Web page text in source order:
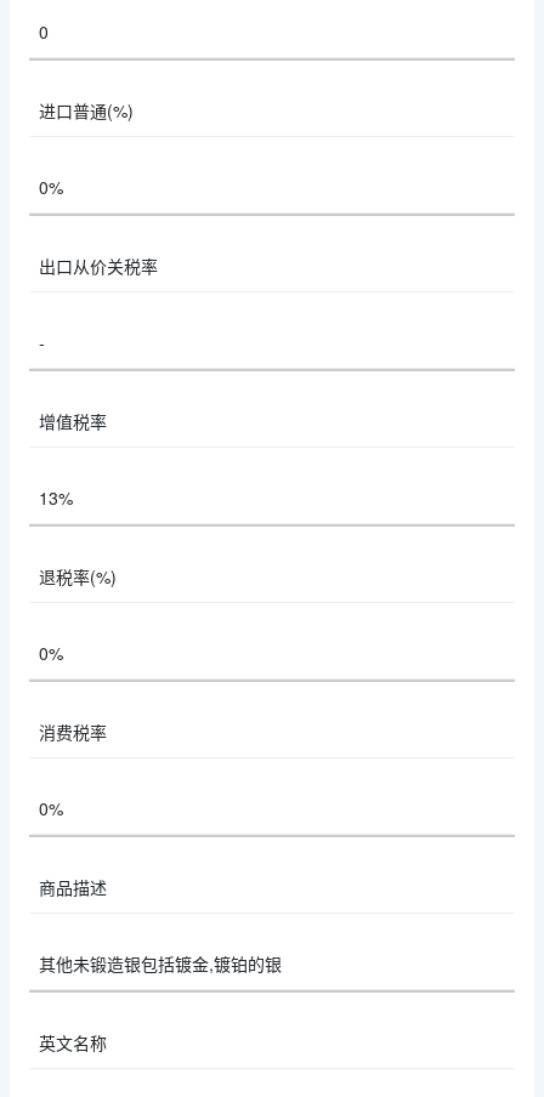
0
进口普通(%)
0%
出口从价关税率
-
增值税率
13%
退税率(%)
0%
消费税率
0%
商品描述
其他未锻造银包括镀金,镀铂的银
英文名称